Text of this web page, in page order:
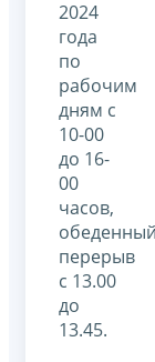
2024
года
по
рабочим
дням с
10-00
до 16-
00
часов,
обеденный
перерыв
с 13.00
до
13.45.